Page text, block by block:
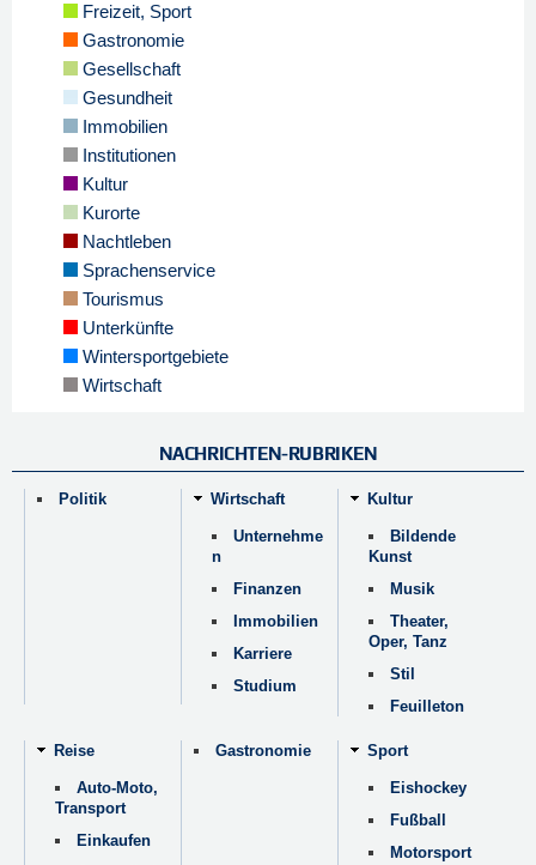
Freizeit, Sport
Gastronomie
Gesellschaft
Gesundheit
Immobilien
Institutionen
Kultur
Kurorte
Nachtleben
Sprachenservice
Tourismus
Unterkünfte
Wintersportgebiete
Wirtschaft
NACHRICHTEN-RUBRIKEN
Politik Wirtschaft
Unternehme
n
Finanzen
Immobilien
Karriere
Studium
Kultur
Bildende
Kunst
Musik
Theater,
Oper, Tanz
Stil
Feuilleton
Reise
Auto-Moto,
Transport
Einkaufen
Gastronomie Sport
Eishockey
Fußball
Motorsport